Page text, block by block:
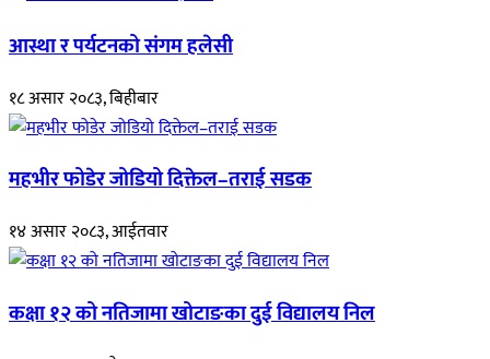
आस्था र पर्यटनको संगम हलेसी
१८ असार २०८३, बिहीबार
महभीर फोडेर जोडियो दिक्तेल–तराई सडक
१४ असार २०८३, आईतवार
कक्षा १२ को नतिजामा खोटाङका दुई विद्यालय निल